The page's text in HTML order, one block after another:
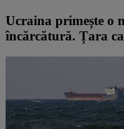
Ucraina primește o
încărcătură. Țara